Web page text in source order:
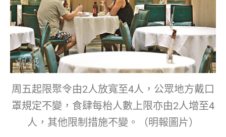
周五起限聚令由2人放寬至4人，公眾地方戴口
罩規定不變，食肆每枱人數上限亦由2人增至4
人，其他限制措施不變。（明報圖片）